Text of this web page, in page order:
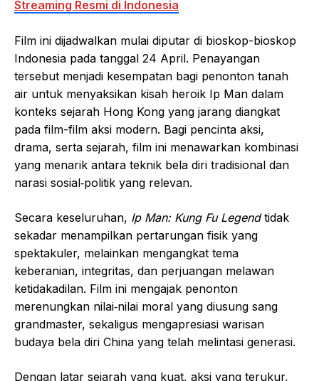
Streaming Resmi di Indonesia
Film ini dijadwalkan mulai diputar di bioskop-bioskop
Indonesia pada tanggal 24 April. Penayangan
tersebut menjadi kesempatan bagi penonton tanah
air untuk menyaksikan kisah heroik Ip Man dalam
konteks sejarah Hong Kong yang jarang diangkat
pada film-film aksi modern. Bagi pencinta aksi,
drama, serta sejarah, film ini menawarkan kombinasi
yang menarik antara teknik bela diri tradisional dan
narasi sosial‑politik yang relevan.
Secara keseluruhan, Ip Man: Kung Fu Legendtidak
sekadar menampilkan pertarungan fisik yang
spektakuler, melainkan mengangkat tema
keberanian, integritas, dan perjuangan melawan
ketidakadilan. Film ini mengajak penonton
merenungkan nilai‑nilai moral yang diusung sang
grandmaster, sekaligus mengapresiasi warisan
budaya bela diri China yang telah melintasi generasi.
Dengan latar sejarah yang kuat, aksi yang terukur,